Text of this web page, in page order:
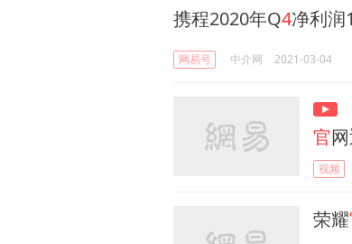
携程2020年Q4净利润
网易号 中介网 2021-03-04
官
视频
荣耀